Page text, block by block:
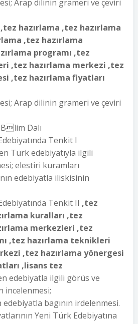
Arap dilinin grameri ve çeviri
,tez hazırlama ,tez hazırlama
,tez hazırlama
programı ,tez
,tez hazırlama merkezi ,tez
,tez hazırlama fiyatları
Arap dilinin grameri ve çeviri
Dalı
Tenkit I
Türk edebiyatıyla ilgili
elestiri kuramları
edebiyatla iliskisinin
Tenkit II ,tez
kuralları ,tez
merkezleri ,tez
,tez hazırlama teknikleri
,tez hazırlama yönergesi
,lisans tez
edebiyatla ilgili görüs ve
incelenmesi;
edebiyatla bagının irdelenmesi.
Yeni Türk Edebiyatına